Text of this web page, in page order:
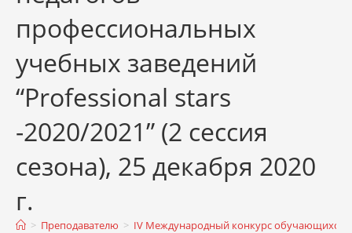
профессиональных
учебных заведений
“Professional stars
-2020/2021” (2 сессия
сезона), 25 декабря 2020
г.
> Преподавателю > IV Международный конкурс обучающихся и